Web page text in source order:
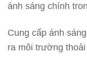
ánh sáng chính
Cung cấp ánh
ra môi trường